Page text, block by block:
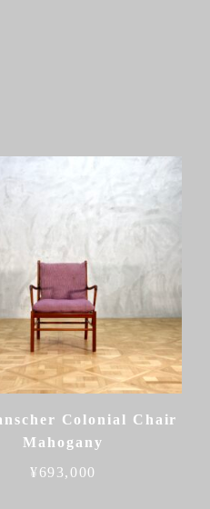
Colonial Chair
Mahogany
¥693,000